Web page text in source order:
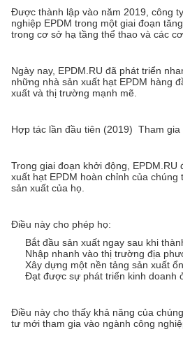
Được thành lập vào năm 2019, công
nghiệp EPDM trong một giai đoạn
trong cơ sở hạ tầng thể thao và các
Ngày nay, EPDM.RU đã phát triển
những nhà sản xuất hạt EPDM hàng
xuất và thị trường mạnh mẽ.
Hợp tác lần đầu tiên (2019) ️ Tham
Trong giai đoạn khởi động, EPDM.RU
xuất hạt EPDM hoàn chỉnh của chúng
sản xuất của họ.
Điều này cho phép họ:
Bắt đầu sản xuất ngay sau khi
Nhập nhanh vào thị trường địa
Xây dựng một nền tảng sản xuất
Đạt được sự phát triển kinh doanh
Điều này cho thấy khả năng của
tư mới tham gia vào ngành công